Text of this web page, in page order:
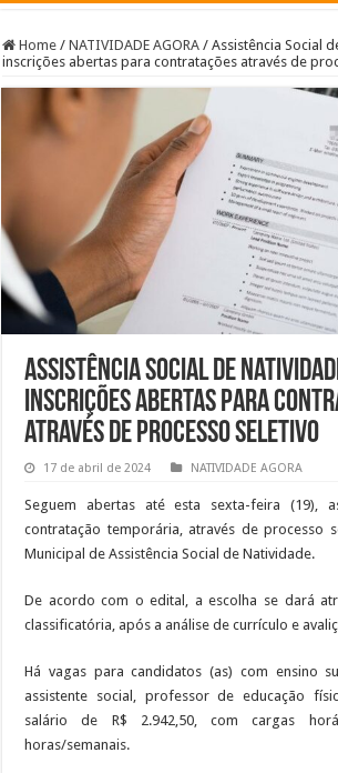
Home / NATIVIDADE AGORA / Assistência Social
inscrições abertas para contratações através de
Assistência Social de
inscrições abertas para
através de processo seletivo
17 de abril de 2024 NATIVIDADE AGORA
Seguem abertas até esta sexta-feira (19),
contratação temporária, através de processo
Municipal de Assistência Social de Natividade.
De acordo com o edital, a escolha se dará
classificatória, após a análise de currículo e
Há vagas para candidatos (as) com ensino
assistente social, professor de educação
salário de R$ 2.942,50, com cargas
horas/semanais.